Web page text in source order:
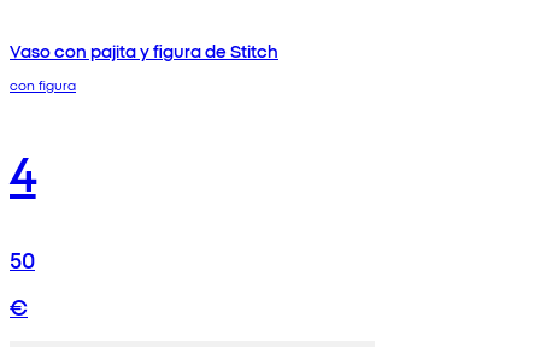
Vaso con pajita y figura de Stitch
con figura
4
50
€